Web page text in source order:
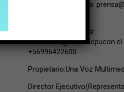
Contacto de Prensa:
Contacto Comercial:
comercial@lavozdepucon.cl
+56996422600
Propietario:Una Voz
Director